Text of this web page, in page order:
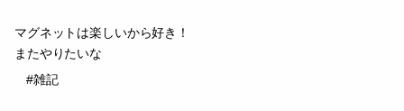
R3年ネイルその3